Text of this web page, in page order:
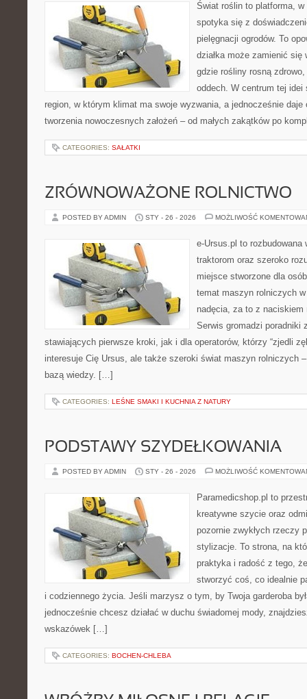
Świat roślin to platforma, w
spotyka się z
pielęgnacji ogrodów. To
działka może zamienić się
gdzie rośliny rosną
oddech. W centrum tej
region, w którym klimat ma swoje wyzwania, a jednocześnie daje
tworzenia nowoczesnych założeń – od małych zakątków po
CATEGORIES: SAŁATKI
ZRÓWNOWAŻONE ROLNICTWO
POSTED BY ADMIN STY - 26 - 2026 MOŻLIWOŚĆ
e-Ursus.pl to rozbudowana
traktorom oraz szeroko
miejsce stworzone dla
temat maszyn rolniczych
nadęcia, za to z
Serwis gromadzi poradniki
stawiających pierwsze kroki, jak i dla operatorów, którzy “zjedli
interesuje Cię Ursus, ale także szeroki świat maszyn rolniczych
bazą wiedzy. […]
CATEGORIES: LEŚNE SMAKI I KUCHNIA Z NATURY
PODSTAWY SZYDEŁKOWANIA
POSTED BY ADMIN STY - 26 - 2026 MOŻLIWOŚĆ
Paramedicshop.pl to
kreatywne szycie oraz
pozornie zwykłych rzeczy
stylizacje. To strona, na
praktyka i radość z tego,
stworzyć coś, co idealnie
i codziennego życia. Jeśli marzysz o tym, by Twoja garderoba
jednocześnie chcesz działać w duchu świadomej mody,
wskazówek […]
CATEGORIES: BOCHEN-CHLEBA